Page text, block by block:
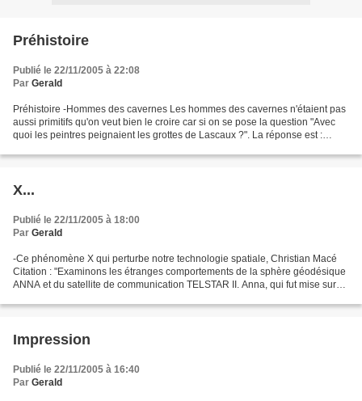
Préhistoire
Publié le 22/11/2005 à 22:08
Par Gerald
Préhistoire -Hommes des cavernes Les hommes des cavernes n'étaient pas
aussi primitifs qu'on veut bien le croire car si on se pose la question "Avec
quoi les peintres peignaient les grottes de Lascaux ?". La réponse est :
X...
Publié le 22/11/2005 à 18:00
Par Gerald
-Ce phénomène X qui perturbe notre technologie spatiale, Christian Macé
Citation : "Examinons les étranges comportements de la sphère géodésique
ANNA et du satellite de communication TELSTAR II. Anna, qui fut mise sur
Impression
Publié le 22/11/2005 à 16:40
Par Gerald